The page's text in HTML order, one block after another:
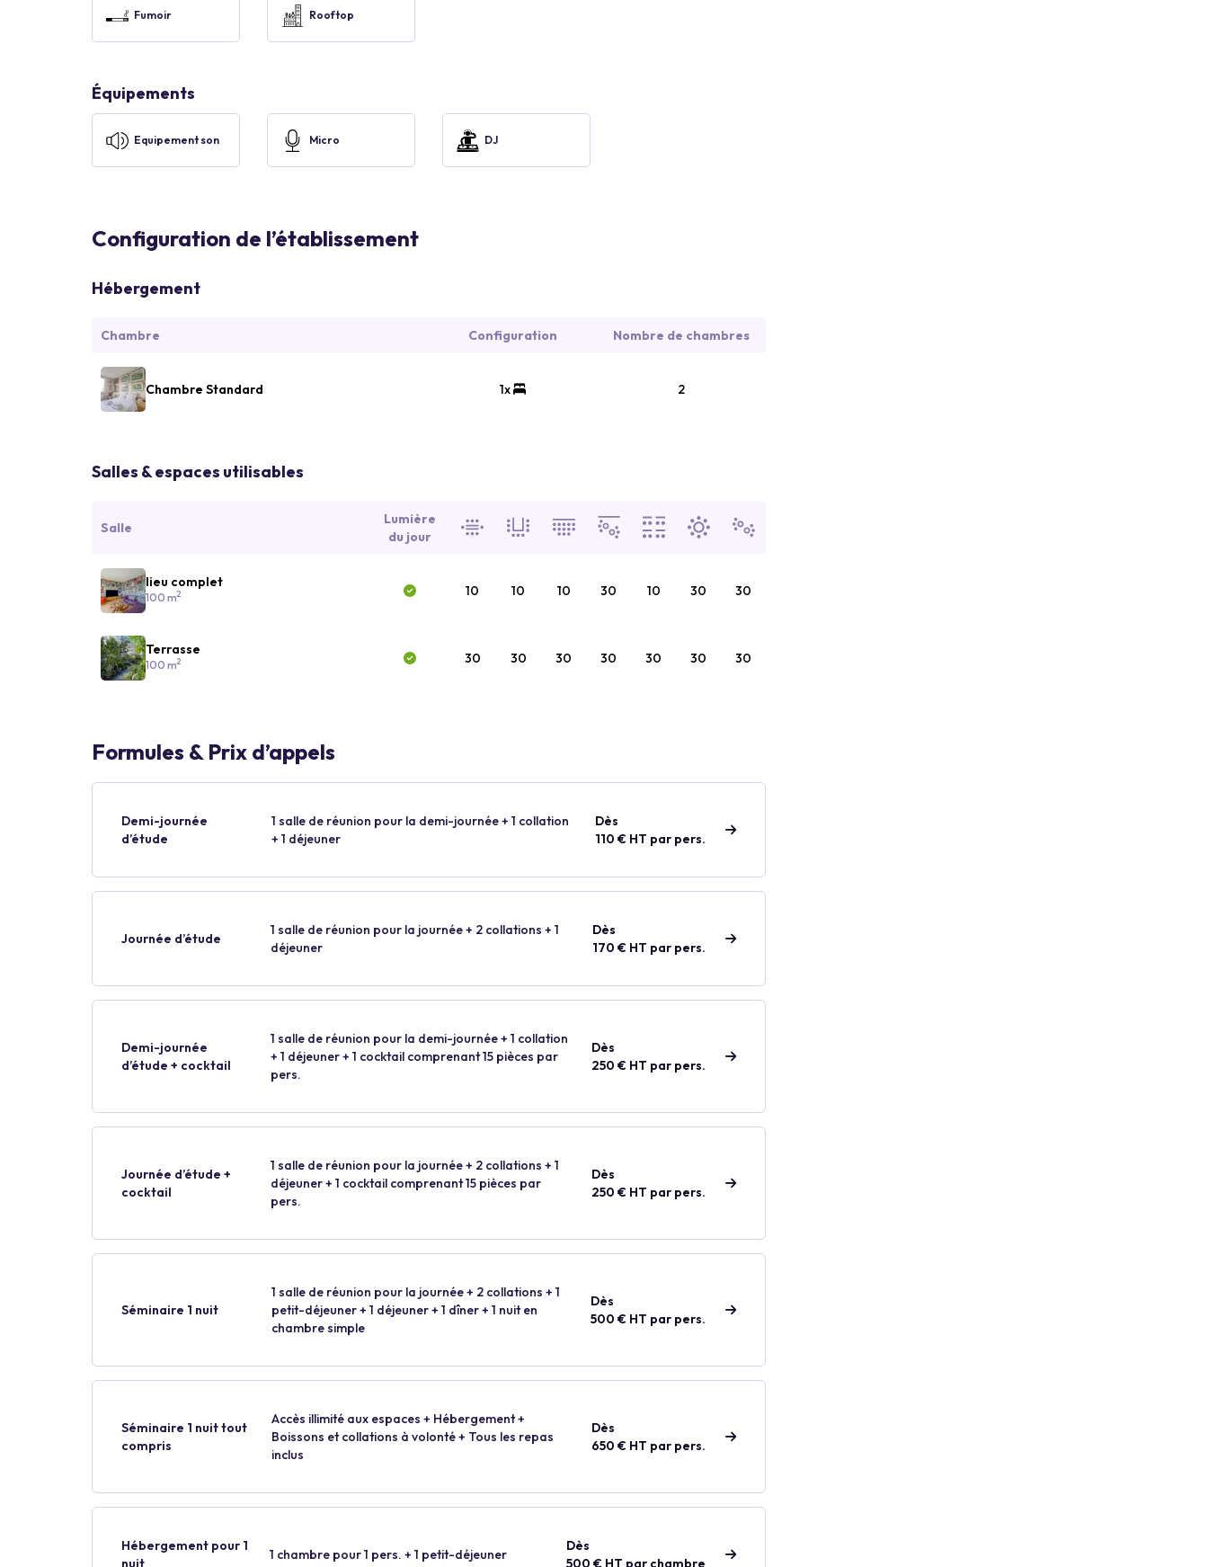
Fumoir Rooftop
Équipements
Equipement son Micro DJ
Configuration de l’établissement
Hébergement
Chambre Configuration Nombre de chambres
Chambre Standard 1x 2
Salles & espaces utilisables
Salle
Lumière
du jour
lieu complet
100 m2 10 10 10 30 10 30 30
Terrasse
100 m2 30 30 30 30 30 30 30
Formules & Prix d’appels
Demi-journée
d’étude
1 salle de réunion pour la demi-journée + 1 collation
+ 1 déjeuner
Dès
110 € HT par pers.
Journée d’étude
1 salle de réunion pour la journée + 2 collations + 1
déjeuner
Dès
170 € HT par pers.
Demi-journée
d’étude + cocktail
1 salle de réunion pour la demi-journée + 1 collation
+ 1 déjeuner + 1 cocktail comprenant 15 pièces par
pers.
Dès
250 € HT par pers.
Journée d’étude +
cocktail
1 salle de réunion pour la journée + 2 collations + 1
déjeuner + 1 cocktail comprenant 15 pièces par
pers.
Dès
250 € HT par pers.
Séminaire 1 nuit
1 salle de réunion pour la journée + 2 collations + 1
petit-déjeuner + 1 déjeuner + 1 dîner + 1 nuit en
chambre simple
Dès
500 € HT par pers.
Séminaire 1 nuit tout
compris
Accès illimité aux espaces + Hébergement +
Boissons et collations à volonté + Tous les repas
inclus
Dès
650 € HT par pers.
Hébergement pour 1
nuit
1 chambre pour 1 pers. + 1 petit-déjeuner
Dès
500 € HT par chambre